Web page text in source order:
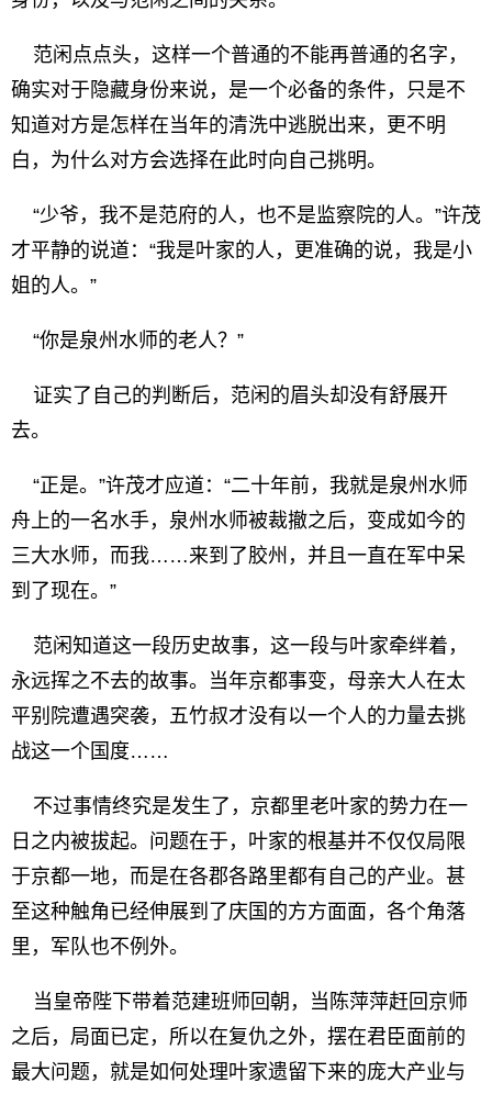
范闲点点头，这样一个普通的不能再普通的名字，
确实对于隐藏身份来说，是一个必备的条件，只是不
知道对方是怎样在当年的清洗中逃脱出来，更不明
白，为什么对方会选择在此时向自己挑明。
“少爷，我不是范府的人，也不是监察院的人。”许茂
才平静的说道：“我是叶家的人，更准确的说，我是小
姐的人。”
“你是泉州水师的老人？”
证实了自己的判断后，范闲的眉头却没有舒展开
去。
“正是。”许茂才应道：“二十年前，我就是泉州水师
舟上的一名水手，泉州水师被裁撤之后，变成如今的
三大水师，而我……来到了胶州，并且一直在军中呆
到了现在。”
范闲知道这一段历史故事，这一段与叶家牵绊着，
永远挥之不去的故事。当年京都事变，母亲大人在太
平别院遭遇突袭，五竹叔才没有以一个人的力量去挑
战这一个国度……
不过事情终究是发生了，京都里老叶家的势力在一
日之内被拔起。问题在于，叶家的根基并不仅仅局限
于京都一地，而是在各郡各路里都有自己的产业。甚
至这种触角已经伸展到了庆国的方方面面，各个角落
里，军队也不例外。
当皇帝陛下带着范建班师回朝，当陈萍萍赶回京师
之后，局面已定，所以在复仇之外，摆在君臣面前的
最大问题，就是如何处理叶家遗留下来的庞大产业与